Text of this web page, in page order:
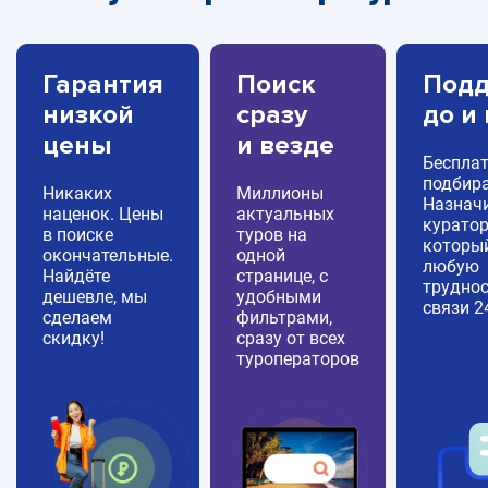
Гарантия
низкой
цены
Никаких
наценок. Цены
в поиске
окончательные.
Найдёте
дешевле, мы
сделаем
скидку!
Поиск
сразу
и везде
Миллионы
актуальных
туров на
одной
странице, с
удобными
фильтрами,
сразу от всех
туроператоров
до и
любую
связи